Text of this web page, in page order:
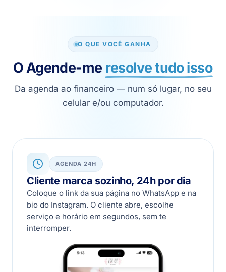
O QUE VOCÊ GANHA
O Agende-me resolve tudo isso
Da agenda ao financeiro — num só lugar, no seu
celular e/ou computador.
AGENDA 24H
Cliente marca sozinho, 24h por dia
Coloque o link da sua página no WhatsApp e na
bio do Instagram. O cliente abre, escolhe
serviço e horário em segundos, sem te
interromper.